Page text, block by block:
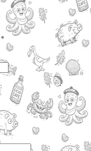
*Obrigatorio